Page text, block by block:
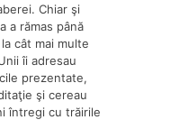
Chiar şi
a rămas până
cât mai multe
îi adresau
prezentate,
şi cereau
întregi cu trăirile